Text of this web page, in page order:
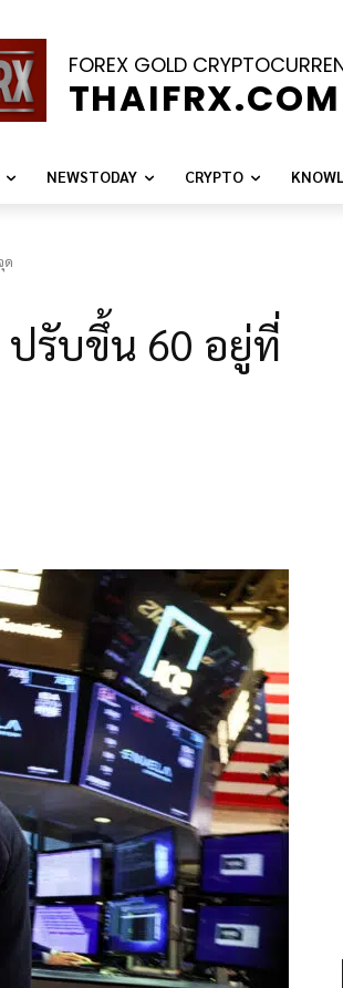
FOREX GOLD
THAIFRX.COM
NEWSTODAY CRYPTO
ด
ปรับขึ้น 60 อยู่ที่